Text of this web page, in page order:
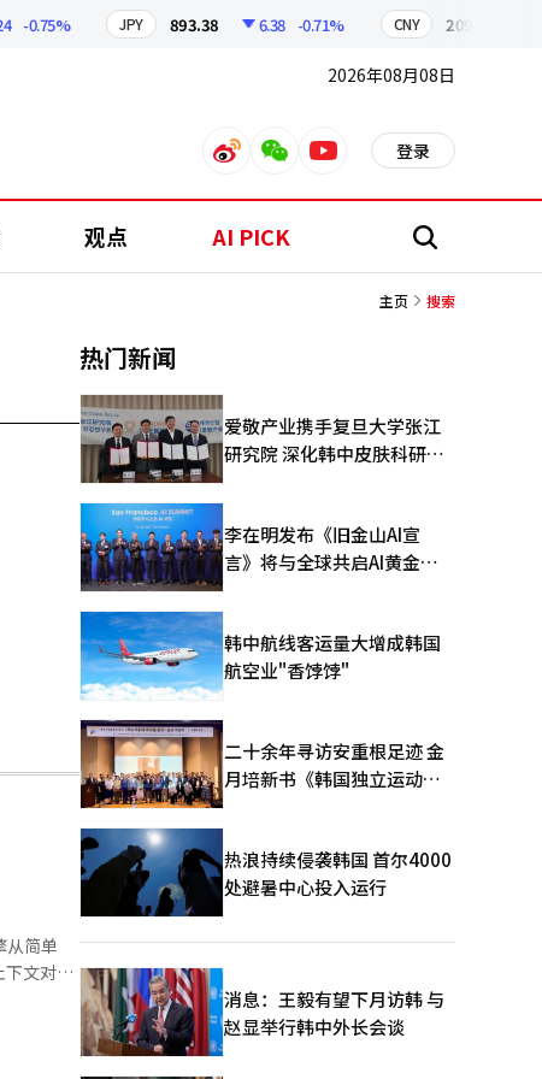
-0.75% JPY 893.38 6.38 -0.71% CNY 209.17
2026年08月08日
weiboweixinyoutube 登录
观点 AI PICK 搜
主页 搜索
从简单
文对
营地推
热门新闻
爱敬产业携手复旦大学张江
研究院 深化韩中皮肤科研合
李在明发布《旧金山AI宣
言》将与全球共启AI黄金时
韩中航线客运量大增成韩国
航空业"香饽饽"
二十余年寻访安重根足迹 金
月培新书《韩国独立运动圣
热浪持续侵袭韩国 首尔4000
处避暑中心投入运行
消息：王毅有望下月访韩 与
赵显举行韩中外长会谈